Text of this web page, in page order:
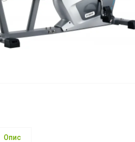
Опис